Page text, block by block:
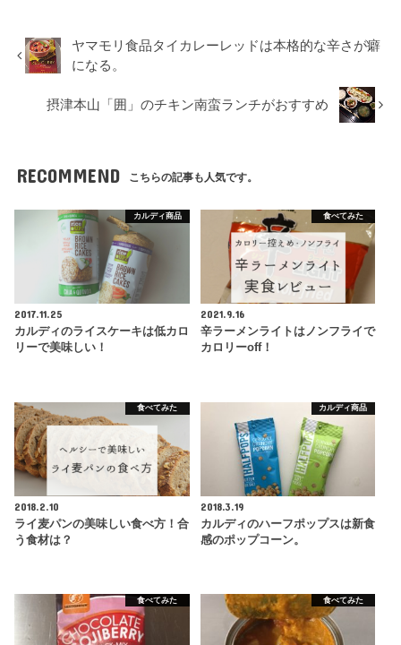
ヤマモリ食品タイカレーレッドは本格的な辛さが癖
になる。
摂津本山「囲」のチキン南蛮ランチがおすすめ
RECOMMEND こちらの記事も人気です。
カルディ商品
2017.11.25
カルディのライスケーキは低カロ
リーで美味しい！
食べてみた
2021.9.16
辛ラーメンライトはノンフライで
カロリーoff！
食べてみた
2018.2.10
ライ麦パンの美味しい食べ方！合
う食材は？
カルディ商品
2018.3.19
カルディのハーフポップスは新食
感のポップコーン。
食べてみた 食べてみた